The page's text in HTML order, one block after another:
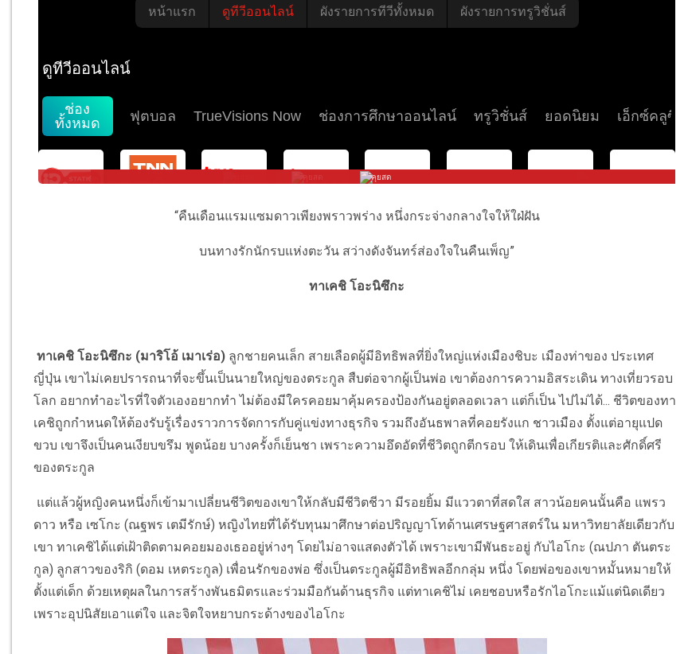
“คืนเดือนแรมแซมดาวเพียงพราวพร่าง หนึ่งกระจ่างกลางใจให้ใฝ่ฝัน
บนทางรักนักรบแห่งตะวัน สว่างดังจันทร์ส่องใจในคืนเพ็ญ”
ทาเคชิ โอะนิซึกะ
ทาเคชิ โอะนิซึกะ (มาริโอ้ เมาเร่อ) ลูกชายคนเล็ก สายเลือดผู้มีอิทธิพลที่ยิ่งใหญ่แห่งเมืองชิบะ เมืองท่าของ ประเทศ
ญี่ปุ่น เขาไม่เคยปรารถนาที่จะขึ้นเป็นนายใหญ่ของตระกูล สืบต่อจากผู้เป็นพ่อ เขาต้องการความอิสระเดิน ทางเที่ยวรอบ
โลก อยากทำอะไรที่ใจตัวเองอยากทำ ไม่ต้องมีใครคอยมาคุ้มครองป้องกันอยู่ตลอดเวลา แต่ก็เป็น ไปไม่ได้... ชีวิตของทา
เคชิถูกกำหนดให้ต้องรับรู้เรื่องราวการจัดการกับคู่แข่งทางธุรกิจ รวมถึงอันธพาลที่คอยรังแก ชาวเมือง ตั้งแต่อายุแปด
ขวบ เขาจึงเป็นคนเงียบขรึม พูดน้อย บางครั้งก็เย็นชา เพราะความอึดอัดที่ชีวิตถูกตีกรอบ ให้เดินเพื่อเกียรติและศักดิ์ศรี
ของตระกูล
แต่แล้วผู้หญิงคนหนึ่งก็เข้ามาเปลี่ยนชีวิตของเขาให้กลับมีชีวิตชีวา มีรอยยิ้ม มีแววตาที่สดใส สาวน้อยคนนั้นคือ แพรว
ดาว หรือ เซโกะ (ณฐพร เตมีรักษ์) หญิงไทยที่ได้รับทุนมาศึกษาต่อปริญญาโทด้านเศรษฐศาสตร์ใน มหาวิทยาลัยเดียวกับ
เขา ทาเคชิได้แต่เฝ้าติดตามคอยมองเธออยู่ห่างๆ โดยไม่อาจแสดงตัวได้ เพราะเขามีพันธะอยู่ กับไอโกะ (ณปภา ตันตระ
กูล) ลูกสาวของริกิ (ดอม เหตระกูล) เพื่อนรักของพ่อ ซึ่งเป็นตระกูลผู้มีอิทธิพลอีกกลุ่ม หนึ่ง โดยพ่อของเขาหมั้นหมายให้
ตั้งแต่เด็ก ด้วยเหตุผลในการสร้างพันธมิตรและร่วมมือกันด้านธุรกิจ แต่ทาเคชิไม่ เคยชอบหรือรักไอโกะแม้แต่นิดเดียว
เพราะอุปนิสัยเอาแต่ใจ และจิตใจหยาบกระด้างของไอโกะ